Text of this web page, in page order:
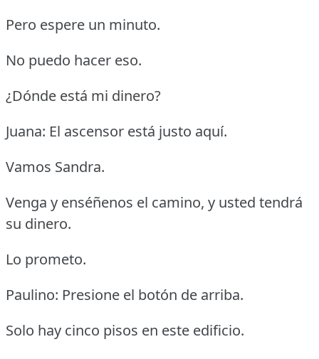
Pero espere un minuto.
No puedo hacer eso.
¿Dónde está mi dinero?
Juana: El ascensor está justo aquí.
Vamos Sandra.
Venga y enséñenos el camino, y usted tendrá
su dinero.
Lo prometo.
Paulino: Presione el botón de arriba.
Solo hay cinco pisos en este edificio.